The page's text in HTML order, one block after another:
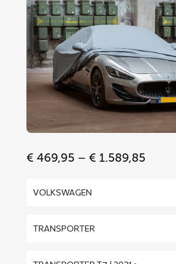
€ 469,95 – € 1.589,85Price